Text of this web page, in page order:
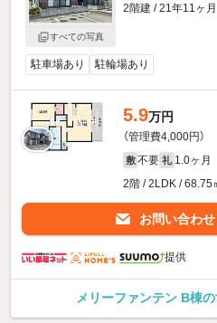
すべての写真
2階建 / 21年11ヶ
駐車場あり 駐輪場あり
5.9万円
（管理費4,000円）
敷 不要 礼 1.0ヶ月
2階 / 2LDK / 68.75
お問い合わせ
提供
メリーファンテン B棟